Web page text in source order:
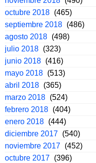
octubre 2018 (465)
septiembre 2018 (486)
agosto 2018 (498)
julio 2018 (323)
junio 2018 (416)
mayo 2018 (513)
abril 2018 (365)
marzo 2018 (524)
febrero 2018 (404)
enero 2018 (444)
diciembre 2017 (540)
noviembre 2017 (452)
octubre 2017 (396)